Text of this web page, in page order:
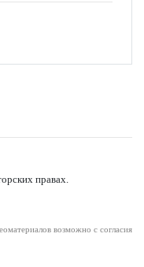
правах.
возможно с согласия